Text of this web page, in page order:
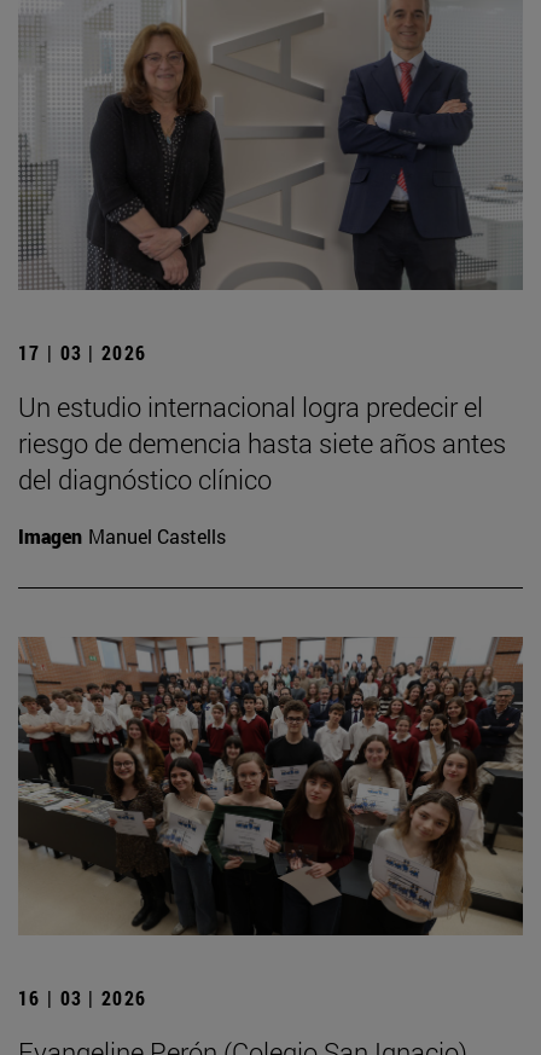
17 | 03 | 2026
Un estudio internacional logra predecir el
riesgo de demencia hasta siete años antes
del diagnóstico clínico
Imagen Manuel Castells
16 | 03 | 2026